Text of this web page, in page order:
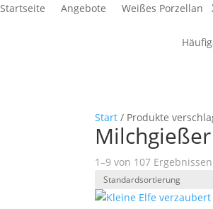
Startseite Angebote Weißes Porzellan
Start / Produkte
1–9 von 107